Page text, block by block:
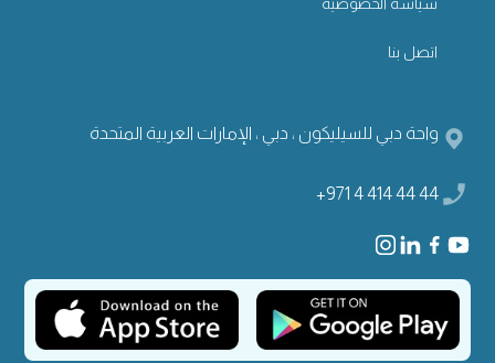
اتصل بنا
واحة دبي للسيليكون ، دبي ، الإمارات العربية المتحدة
+971 4 414 44 44